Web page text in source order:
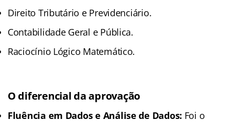
Direito Tributário e Previdenciário.
Contabilidade Geral e Pública.
Raciocínio Lógico Matemático.
O diferencial da aprovação
Fluência em Dados e Análise de Dados: Foi o